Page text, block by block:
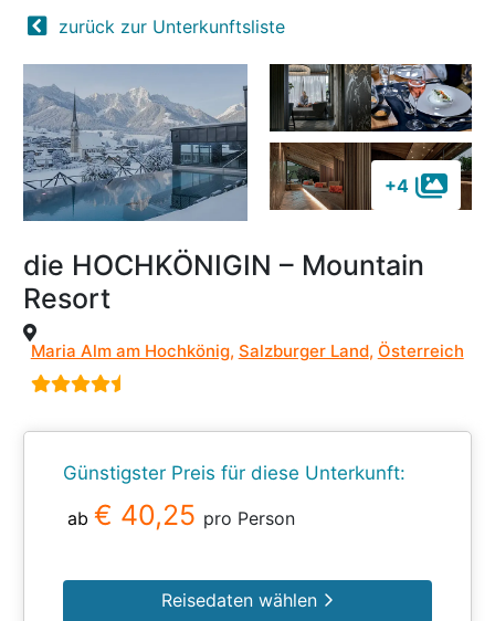
zurück zur Unterkunftsliste
+4
die HOCHKÖNIGIN – Mountain
Resort
Maria Alm am Hochkönig, Salzburger Land, Österreich
Günstigster Preis für diese Unterkunft:
ab € 40,25 pro Person
Reisedaten wählen